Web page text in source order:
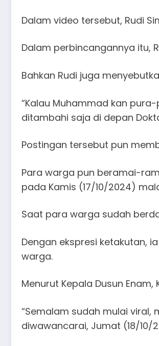
Dalam video tersebut, Rudi
Dalam perbincangannya itu,
Bahkan Rudi juga
“Kalau Muhammad kan
ditambahi saja di depan
Postingan tersebut pun
Para warga pun beramai-
pada Kamis (17/10/2024)
Saat para warga sudah
Dengan ekspresi ketakutan,
warga.
Menurut Kepala Dusun
“Semalam sudah mulai
diwawancarai, Jumat (18/10/